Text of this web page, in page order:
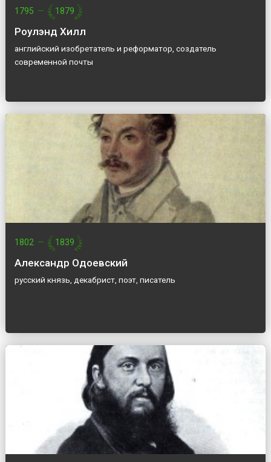
1795 — 1879
Роулэнд Хилл
английский изобретатель и реформатор, создатель
современной почты
1802 — 1839
Александр Одоевский
русский князь, декабрист, поэт, писатель